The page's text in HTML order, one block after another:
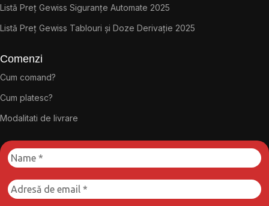
Listă Preț Gewiss Siguranțe Automate 2025
Listă Preț Gewiss Tablouri și Doze Derivație 2025
Comenzi
Cum comand?
Cum platesc?
Modalitati de livrare